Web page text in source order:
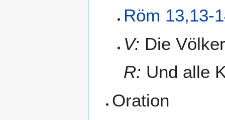
Röm 13,13-
V: Die
R: Und alle
Oration